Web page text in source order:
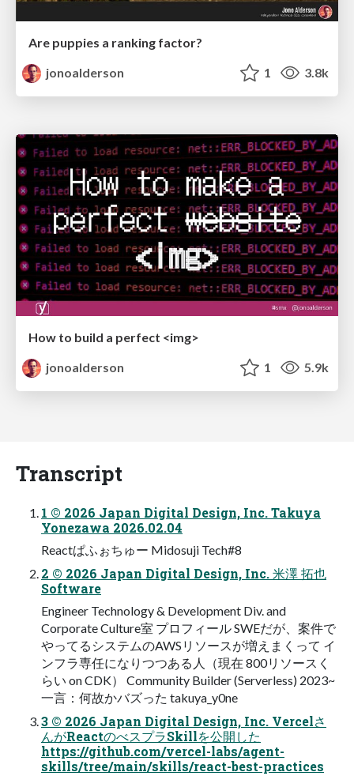
Are puppies a ranking factor?
jonoalderson
1 3.8k
How to build a perfect <img>
jonoalderson
1 5.9k
Transcript
1 © 2026 Japan Digital Design, Inc. Takuya
Yonezawa 2026.02.04
Reactぱふぉちゅー Midosuji Tech#8
2 © 2026 Japan Digital Design, Inc. 米澤 拓也
Software
Engineer Technology & Development Div. and
Corporate Culture室 プロフィール SWEだが、案件で
やってるシステムのAWSリソースが増えまくって イ
ンフラ専任になりつつある人（現在 800リソースく
らい on CDK） Community Builder (Serverless) 2023~
一言：何故かバズった takuya_y0ne
3 © 2026 Japan Digital Design, Inc. Vercelさ
んがReactのべスプラSkillを公開した
https://github.com/vercel-labs/agent-
skills/tree/main/skills/react-best-practices